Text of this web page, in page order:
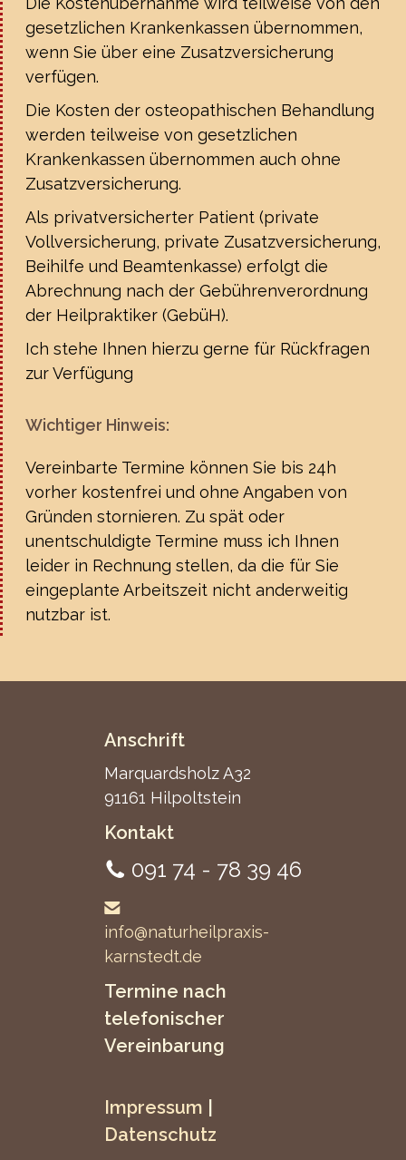
gesetzlichen Krankenkassen übernommen,
wenn Sie über eine Zusatzversicherung
verfügen.
Die Kosten der osteopathischen Behandlung
werden teilweise von gesetzlichen
Krankenkassen übernommen auch ohne
Zusatzversicherung.
Als privatversicherter Patient (private
Vollversicherung, private Zusatzversicherung,
Beihilfe und Beamtenkasse) erfolgt die
Abrechnung nach der Gebührenverordnung
der Heilpraktiker (GebüH).
Ich stehe Ihnen hierzu gerne für Rückfragen
zur Verfügung
Wichtiger Hinweis:
Vereinbarte Termine können Sie bis 24h
vorher kostenfrei und ohne Angaben von
Gründen stornieren. Zu spät oder
unentschuldigte Termine muss ich Ihnen
leider in Rechnung stellen, da die für Sie
eingeplante Arbeitszeit nicht anderweitig
nutzbar ist.
Anschrift
Marquardsholz A32
91161 Hilpoltstein
Kontakt
091 74 - 78 39 46
info@naturheilpraxis-
karnstedt.de
Termine nach
telefonischer
Vereinbarung
Impressum
Datenschutz